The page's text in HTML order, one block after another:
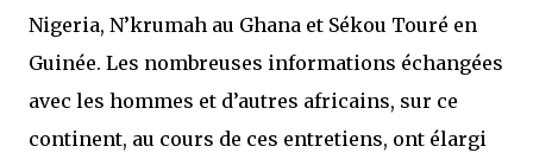
Nigeria, N’krumah au Ghana et Sékou Touré en
Guinée. Les nombreuses informations échangées
avec les hommes et d’autres africains, sur ce
continent, au cours de ces entretiens, ont élargi